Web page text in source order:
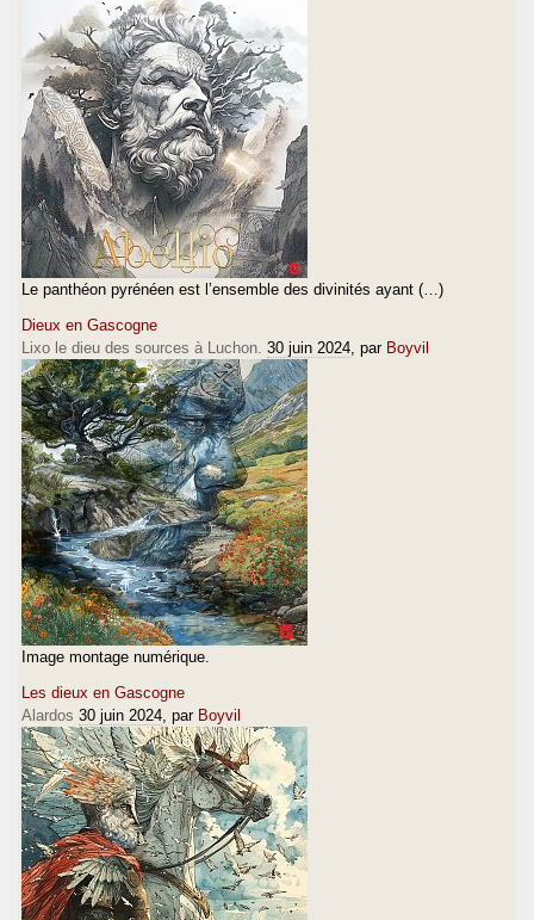
Le panthéon pyrénéen est l’ensemble des divinités ayant (…)
Dieux en Gascogne
Lixo le dieu des sources à Luchon. 30 juin 2024 , par Boyvil
Image montage numérique.
Les dieux en Gascogne
Alardos 30 juin 2024 , par Boyvil